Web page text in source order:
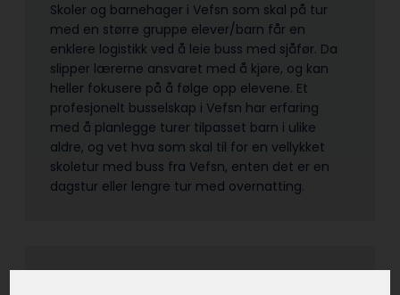
Skoler og barnehager i Vefsn som skal på tur
med en større gruppe elever/barn får en
enklere logistikk ved å leie buss med sjåfør. Da
slipper lærerne ansvaret med å kjøre, og kan
heller fokusere på å følge opp elevene. Et
profesjonelt busselskap i Vefsn har erfaring
med å planlegge turer tilpasset barn i ulike
aldre, og vet hva som skal til for en vellykket
skoletur med buss fra Vefsn, enten det er en
dagstur eller lengre tur med overnatting.